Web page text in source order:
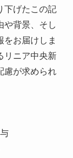
下げたこの記
や背景、そし
をお届けしま
リニア中央新
慮が求められ